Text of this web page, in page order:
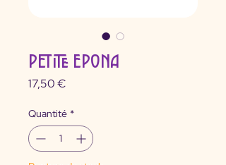
PETITE EPONA
17,50 €Prix
Quantité *